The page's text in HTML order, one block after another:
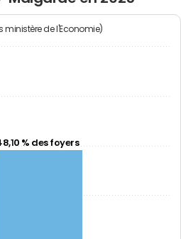
ministère de l'Economie)
% des foyers